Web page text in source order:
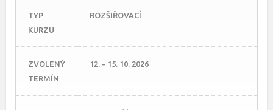
TYP
KURZU
ROZŠIŘOVACÍ
ZVOLENÝ
TERMÍN
12. - 15. 10. 2026